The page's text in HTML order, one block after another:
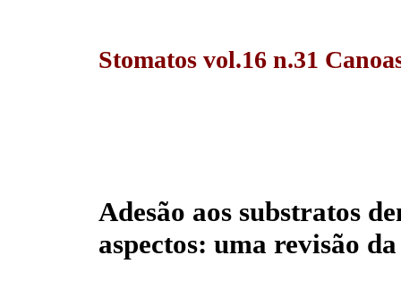
Stomatos vol.16 n.31
Adesão aos substratos
aspectos: uma revisão